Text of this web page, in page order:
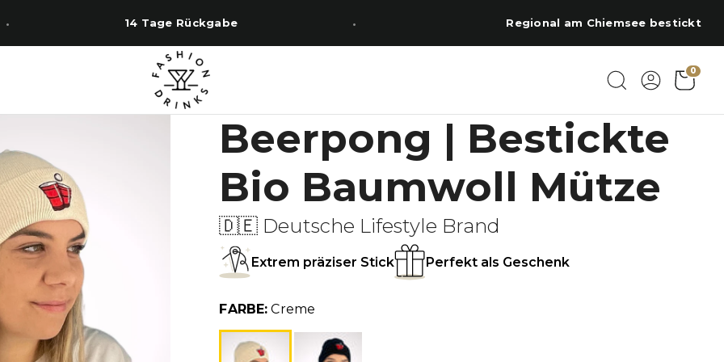
14 Tage Rückgabe Regional am Chiemsee bestickt
0
Beerpong | Bestickte
Bio Baumwoll Mütze
🇩🇪 Deutsche Lifestyle Brand
Extrem präziser Stick Perfekt als Geschenk
FARBE: Creme